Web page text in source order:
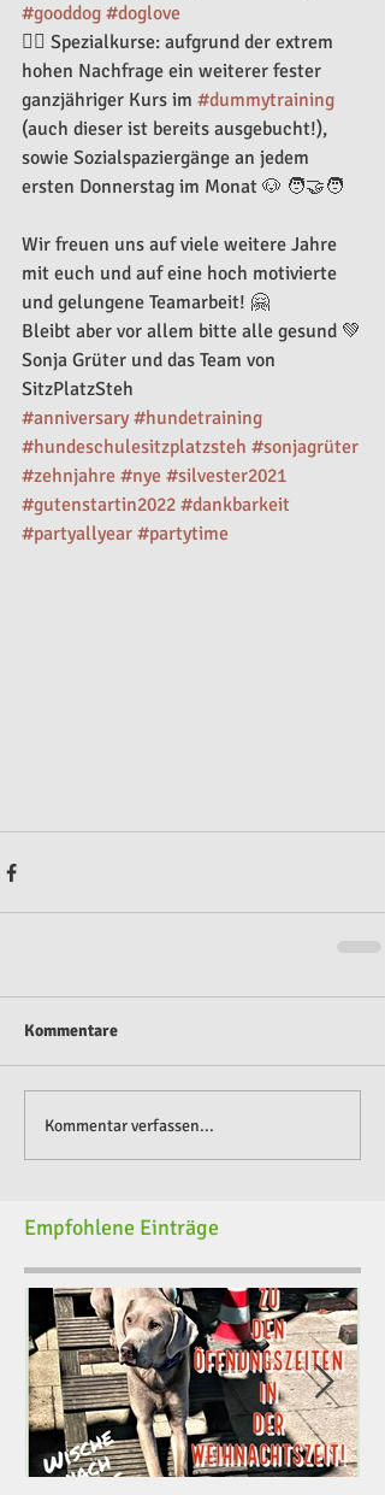
#gooddog #doglove
🐕‍🦺 Spezialkurse: aufgrund der extrem
hohen Nachfrage ein weiterer fester
ganzjähriger Kurs im #dummytraining
(auch dieser ist bereits ausgebucht!),
sowie Sozialspaziergänge an jedem
ersten Donnerstag im Monat 🐶 🧑‍🤝‍🧑
Wir freuen uns auf viele weitere Jahre
mit euch und auf eine hoch motivierte
und gelungene Teamarbeit! 🤗
Bleibt aber vor allem bitte alle gesund 💚
Sonja Grüter und das Team von
SitzPlatzSteh
#anniversary #hundetraining
#hundeschulesitzplatzsteh #sonjagrüter
#zehnjahre #nye #silvester2021
#gutenstartin2022 #dankbarkeit
#partyallyear #partytime
Kommentare
Kommentar verfassen...
Empfohlene Einträge